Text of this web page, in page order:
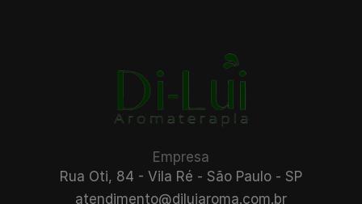
Empresa
Rua Oti, 84 - Vila Ré - São Paulo - SP
atendimento@diluiaroma.com.br